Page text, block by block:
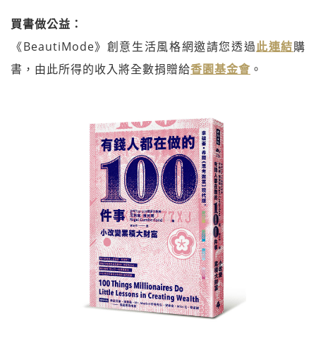
買書做公益：
《BeautiMode》創意生活風格網邀請您透過此連結購
書，由此所得的收入將全數捐贈給香園基金會 。